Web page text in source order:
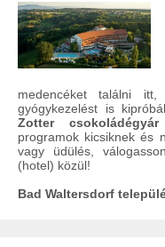
medencéket találni itt,
gyógykezelést is
Zotter csokoládégyár
programok kicsiknek és
vagy üdülés,
(hotel) közül!
Bad Waltersdorf